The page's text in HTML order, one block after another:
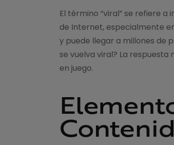
El término “viral” se refiere
de Internet, especialmente
y puede llegar a millones de
se vuelva viral? La
en juego.